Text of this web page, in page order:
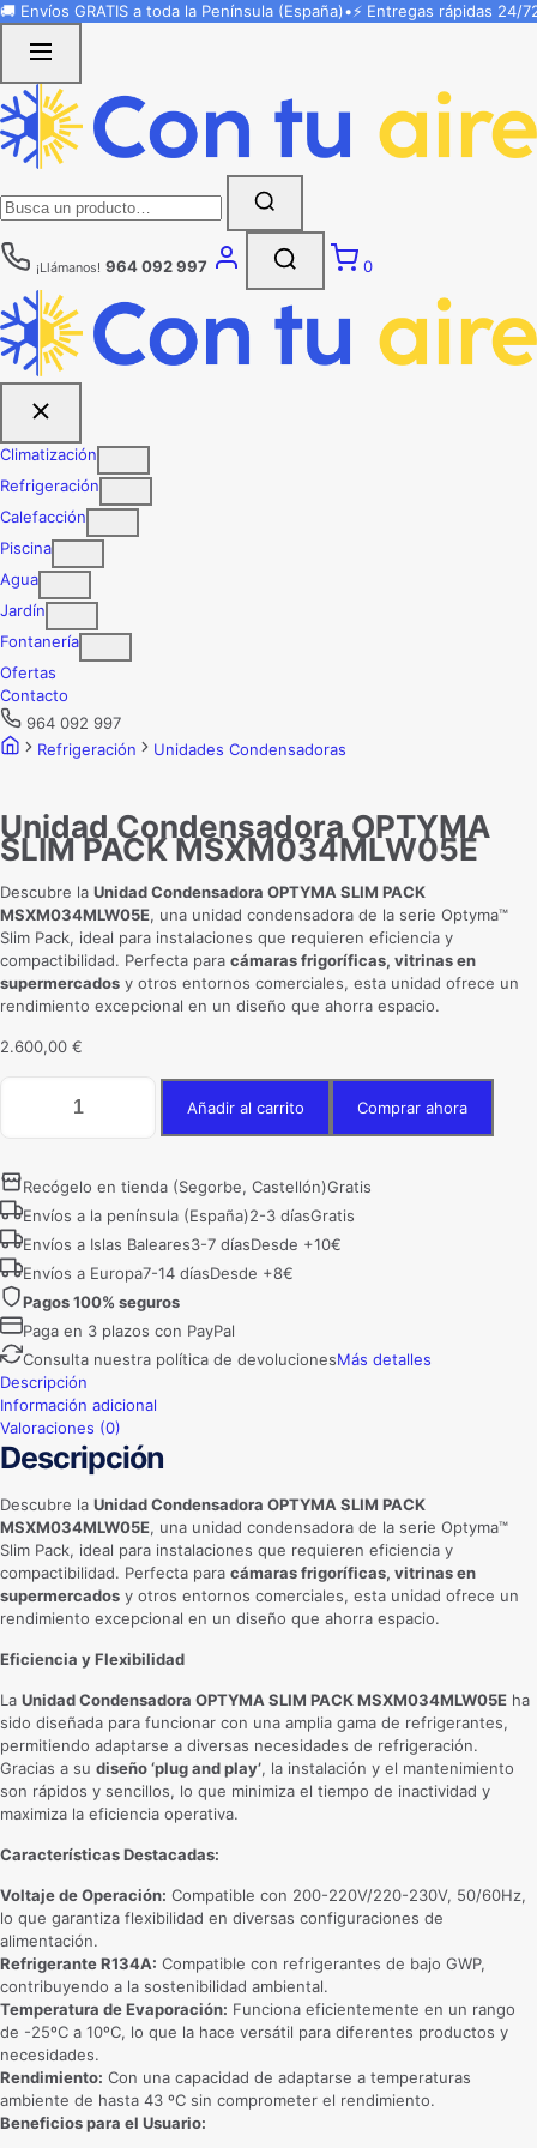
Saltar
contenido
🚚 Envíos GRATIS a toda la Península (España)•⚡ Entregas rápidas 24/
¡Llámanos! 964 092 997 0
Climatización
Refrigeración
Calefacción
Piscina
Agua
Jardín
Fontanería
Ofertas
Contacto
964 092 997
Refrigeración
Unidades Condensadoras
Unidad Condensadora OPTYMA
SLIM PACK MSXM034MLW05E
Descubre la Unidad Condensadora OPTYMA SLIM PACK
MSXM034MLW05E, una unidad condensadora de la serie Optyma™
Slim Pack, ideal para instalaciones que requieren eficiencia y
compactibilidad. Perfecta para cámaras frigoríficas, vitrinas en
supermercados y otros entornos comerciales, esta unidad ofrece un
rendimiento excepcional en un diseño que ahorra espacio.
2.600,00 €
Condensadora
OPTYMA
PACK
MSXM034MLW05E
cantidad
Añadir al carrito Comprar ahora
Recógelo en tienda (Segorbe, Castellón)Gratis
Envíos a la península (España)2-3 díasGratis
Envíos a Islas Baleares3-7 díasDesde +10€
Envíos a Europa7-14 díasDesde +8€
Pagos 100% seguros
Paga en 3 plazos con PayPal
Consulta nuestra política de devolucionesMás detalles
Descripción
Información adicional
Valoraciones (0)
Descripción
Descubre la Unidad Condensadora OPTYMA SLIM PACK
MSXM034MLW05E, una unidad condensadora de la serie Optyma™
Slim Pack, ideal para instalaciones que requieren eficiencia y
compactibilidad. Perfecta para cámaras frigoríficas, vitrinas en
supermercados y otros entornos comerciales, esta unidad ofrece un
rendimiento excepcional en un diseño que ahorra espacio.
Eficiencia y Flexibilidad
La Unidad Condensadora OPTYMA SLIM PACK MSXM034MLW05E ha
sido diseñada para funcionar con una amplia gama de refrigerantes,
permitiendo adaptarse a diversas necesidades de refrigeración.
Gracias a su diseño ‘plug and play’, la instalación y el mantenimiento
son rápidos y sencillos, lo que minimiza el tiempo de inactividad y
maximiza la eficiencia operativa.
Características Destacadas:
Voltaje de Operación: Compatible con 200-220V/220-230V, 50/60Hz,
lo que garantiza flexibilidad en diversas configuraciones de
alimentación.
Refrigerante R134A: Compatible con refrigerantes de bajo GWP,
contribuyendo a la sostenibilidad ambiental.
Temperatura de Evaporación: Funciona eficientemente en un rango
de -25ºC a 10ºC, lo que la hace versátil para diferentes productos y
necesidades.
Rendimiento: Con una capacidad de adaptarse a temperaturas
ambiente de hasta 43 ºC sin comprometer el rendimiento.
Beneficios para el Usuario: